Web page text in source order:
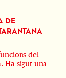
DE
del
Ha sigut una